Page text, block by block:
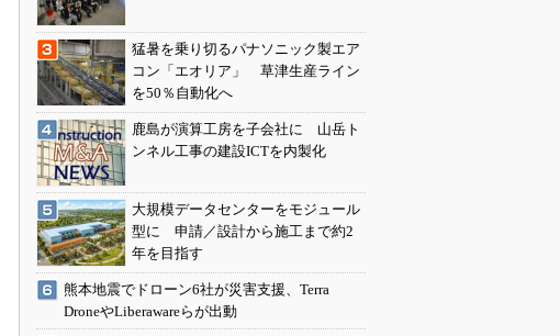
猛暑を乗り切るパナソニック製エア
コン「エオリア」 草津生産ライン
を50％自動化へ
鹿島が演算工房を子会社に 山岳ト
ンネル工事の建設ICTを内製化
大規模データセンターをモジュール
型に 申請／設計から施工まで約2
年を目指す
熊本地震でドローン6社が災害支援、Terra
DroneやLiberawareらが出動